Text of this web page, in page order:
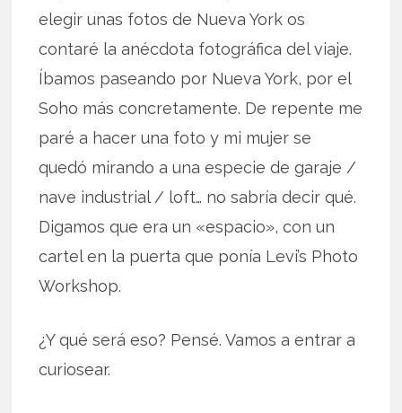
elegir unas fotos de Nueva York os
contaré la anécdota fotográfica del viaje.
Íbamos paseando por Nueva York, por el
Soho más concretamente. De repente me
paré a hacer una foto y mi mujer se
quedó mirando a una especie de garaje /
nave industrial / loft… no sabría decir qué.
Digamos que era un «espacio», con un
cartel en la puerta que ponía Levi’s Photo
Workshop.
¿Y qué será eso? Pensé. Vamos a entrar a
curiosear.